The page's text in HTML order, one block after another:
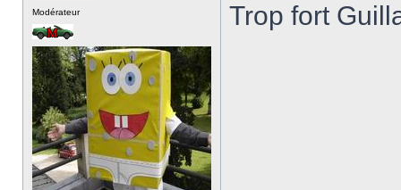
Modérateur Trop fort